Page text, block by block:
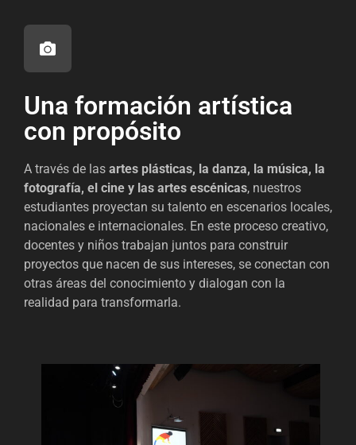
Una formación artística
con propósito
A través de las artes plásticas, la danza, la música, la
fotografía, el cine y las artes escénicas, nuestros
estudiantes proyectan su talento en escenarios locales,
nacionales e internacionales. En este proceso creativo,
docentes y niños trabajan juntos para construir
proyectos que nacen de sus intereses, se conectan con
otras áreas del conocimiento y dialogan con la
realidad para transformarla.